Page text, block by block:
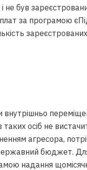
не був
за програмою
осіб не
агресора,
бюджет.
надання